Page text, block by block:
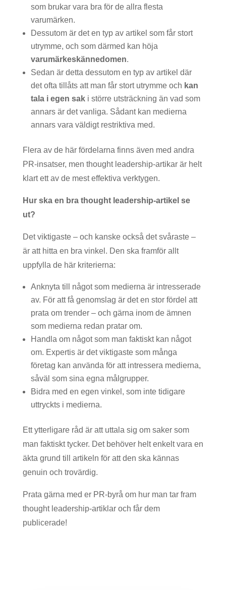
som brukar vara bra för de allra flesta
varumärken.
Dessutom är det en typ av artikel som får stort
utrymme, och som därmed kan höja
varumärkeskännedomen.
Sedan är detta dessutom en typ av artikel där
det ofta tillåts att man får stort utrymme och kan
tala i egen saki större utsträckning än vad som
annars är det vanliga. Sådant kan medierna
annars vara väldigt restriktiva med.
Flera av de här fördelarna finns även med andra
PR-insatser, men thought leadership-artikar är helt
klart ett av de mest effektiva verktygen.
Hur ska en bra thought leadership-artikel se
ut?
Det viktigaste – och kanske också det svåraste –
är att hitta en bra vinkel. Den ska framför allt
uppfylla de här kriterierna:
Anknyta till något som medierna är intresserade
av. För att få genomslag är det en stor fördel att
prata om trender – och gärna inom de ämnen
som medierna redan pratar om.
Handla om något som man faktiskt kan något
om. Expertis är det viktigaste som många
företag kan använda för att intressera medierna,
såväl som sina egna målgrupper.
Bidra med en egen vinkel, som inte tidigare
uttryckts i medierna.
Ett ytterligare råd är att uttala sig om saker som
man faktiskt tycker. Det behöver helt enkelt vara en
äkta grund till artikeln för att den ska kännas
genuin och trovärdig.
Prata gärna med er PR-byrå om hur man tar fram
thought leadership-artiklar och får dem
publicerade!